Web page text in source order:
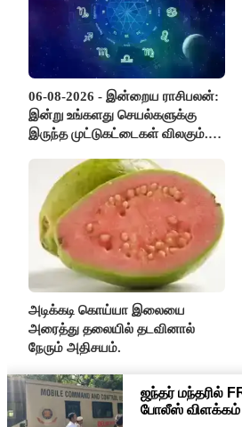
06-08-2026 - இன்றைய ராசிபலன்:
இன்று உங்களது செயல்களுக்கு
இருந்த முட்டுகட்டைகள் விலகும்.
பணவரத்து கூடும்..!
அடிக்கடி கொய்யா இலையை
அரைத்து தலையில் தடவினால்
நேரும் அதிசயம்.